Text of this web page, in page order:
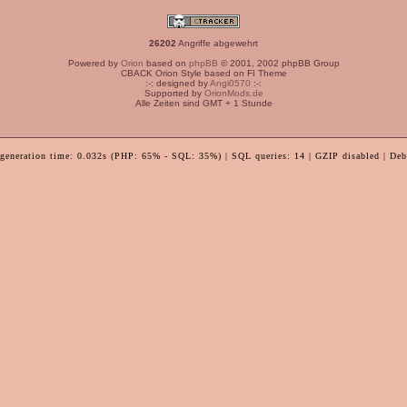
26202 Angriffe abgewehrt
Powered by Orion based on phpBB © 2001, 2002 phpBB Group
CBACK Orion Style based on FI Theme
:-: designed byAngi0570 :-:
Supported by OrionMods.de
Alle Zeiten sind GMT + 1 Stunde
time: 0.032s (PHP: 65% - SQL: 35%) | SQL queries: 14 | GZIP disabled |